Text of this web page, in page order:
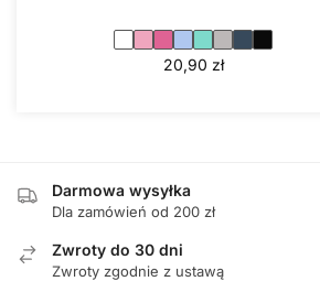
20,90 zł
Darmowa wysyłka
Dla zamówień od 200 zł
Zwroty do 30 dni
Zwroty zgodnie z ustawą